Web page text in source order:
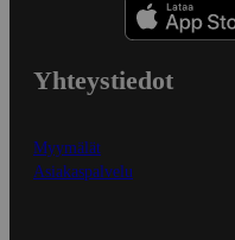
Yhteystiedot
Myymälät
Asiakaspalvelu